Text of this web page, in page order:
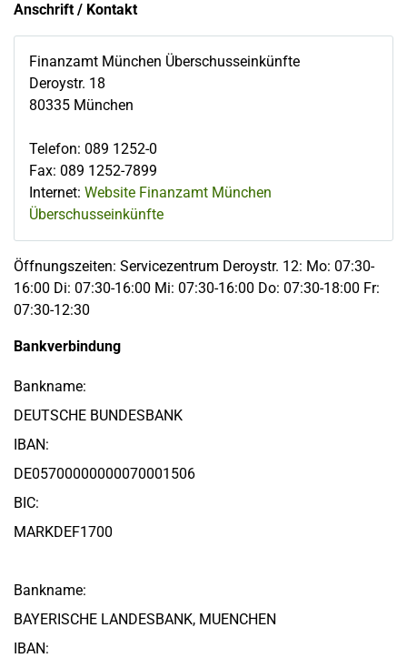
Anschrift / Kontakt
Finanzamt München Überschusseinkünfte
Deroystr. 18
80335 München
Telefon: 089 1252-0
Fax: 089 1252-7899
Internet: Website Finanzamt München
Überschusseinkünfte
Öffnungszeiten: Servicezentrum Deroystr. 12: Mo: 07:30-
16:00 Di: 07:30-16:00 Mi: 07:30-16:00 Do: 07:30-18:00 Fr:
07:30-12:30
Bankverbindung
Bankname:
DEUTSCHE BUNDESBANK
IBAN:
DE05700000000070001506
BIC:
MARKDEF1700
Bankname:
BAYERISCHE LANDESBANK, MUENCHEN
IBAN: